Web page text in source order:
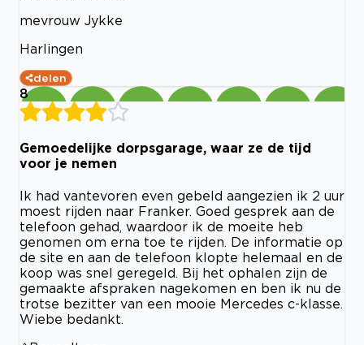
mevrouw Jykke
Harlingen
delen
8
Gemoedelijke dorpsgarage, waar ze de tijd
voor je nemen
Ik had vantevoren even gebeld aangezien ik 2 uur
moest rijden naar Franker. Goed gesprek aan de
telefoon gehad, waardoor ik de moeite heb
genomen om erna toe te rijden. De informatie op
de site en aan de telefoon klopte helemaal en de
koop was snel geregeld. Bij het ophalen zijn de
gemaakte afspraken nagekomen en ben ik nu de
trotse bezitter van een mooie Mercedes c-klasse.
Wiebe bedankt.